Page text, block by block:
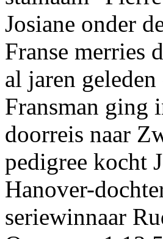
Josiane onder
Franse merries
al jaren
Fransman ging
doorreis naar
pedigree kocht
Hanover-
seriewinnaar